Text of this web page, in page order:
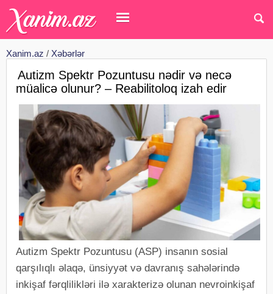
Xanim.az / Xəbərlər
Autizm Spektr Pozuntusu nədir və necə
müalicə olunur? – Reabilitoloq izah edir
Autizm Spektr Pozuntusu (ASP) insanın sosial
qarşılıqlı əlaqə, ünsiyyət və davranış sahələrində
inkişaf fərqlilikləri ilə xarakterizə olunan nevroinkişaf